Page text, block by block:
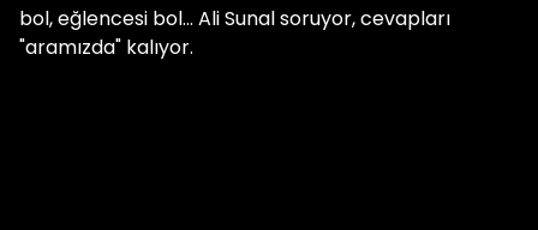
bol, eğlencesi bol... Ali Sunal soruyor, cevapları
"aramızda" kalıyor.